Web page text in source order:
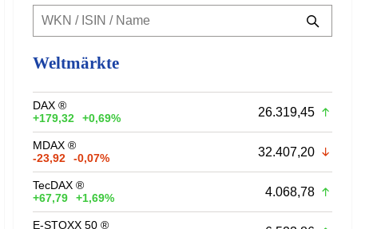
Weltmärkte
DAX ®
+179,32
+0,69% 26.319,45
MDAX ®
-23,92
-0,07% 32.407,20
TecDAX ®
+67,79
+1,69% 4.068,78
E-STOXX 50 ®